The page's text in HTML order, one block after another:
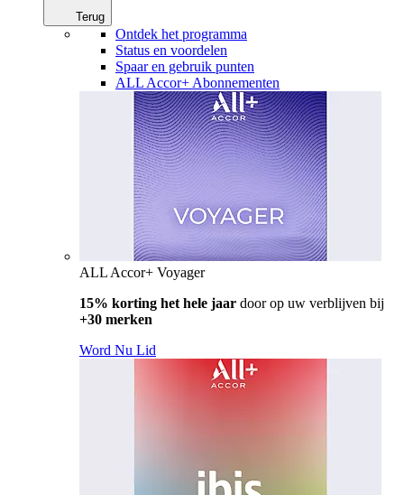
Terug
Ontdek het programma
Status en voordelen
Spaar en gebruik punten
ALL Accor+ Abonnementen
ALL Accor+ Voyager
15% korting het hele jaar door op uw verblijven bij
+30 merken
Word Nu Lid